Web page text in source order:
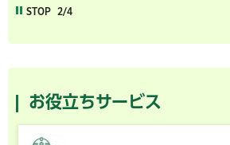
STOP 2/4
お役立ちサービス